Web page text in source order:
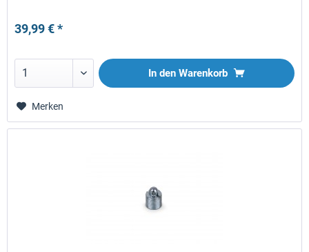
39,99 € *
In den Warenkorb
Merken